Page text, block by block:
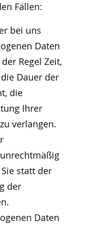
Fällen:
bei uns
Daten
Regel Zeit,
Dauer der
die
Ihrer
verlangen.
statt der
der
Daten